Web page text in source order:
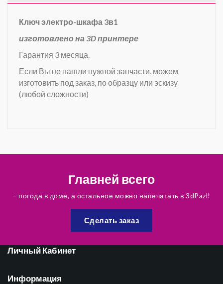
Ключ электро-шкафа 3в1
изготовлено на 3D принтере
Гарантия 3 месяца.
Если Вы не нашли нужной запчасти, можем
изготовить под заказ, по образцу или эскизу
(любой сложности)
Главней всего
– погода в доме, а остальное можно напечатать в 3dPazl!
Сделать заказ
Личный Кабинет
Информация